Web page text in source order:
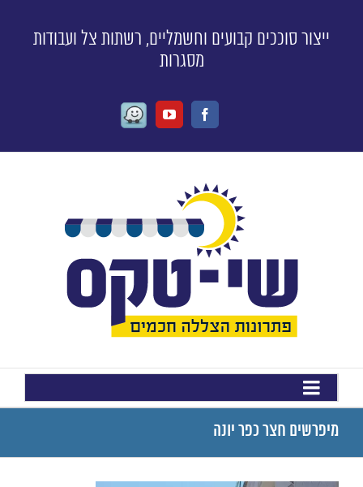
ייצור סוככים קבועים וחשמליים, רשתות צל ועבודות
מסגרות
Facebook
Youtube
Waze
מיפרשים חצר כפר יונה